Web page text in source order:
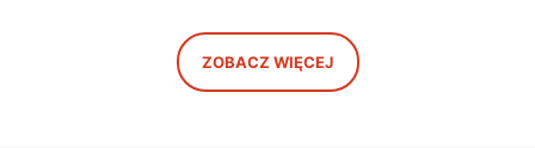
Niebylec, ul. Niebylec 139 Opole, ul. Grudzicka 45
ZOBACZ WIĘCEJ